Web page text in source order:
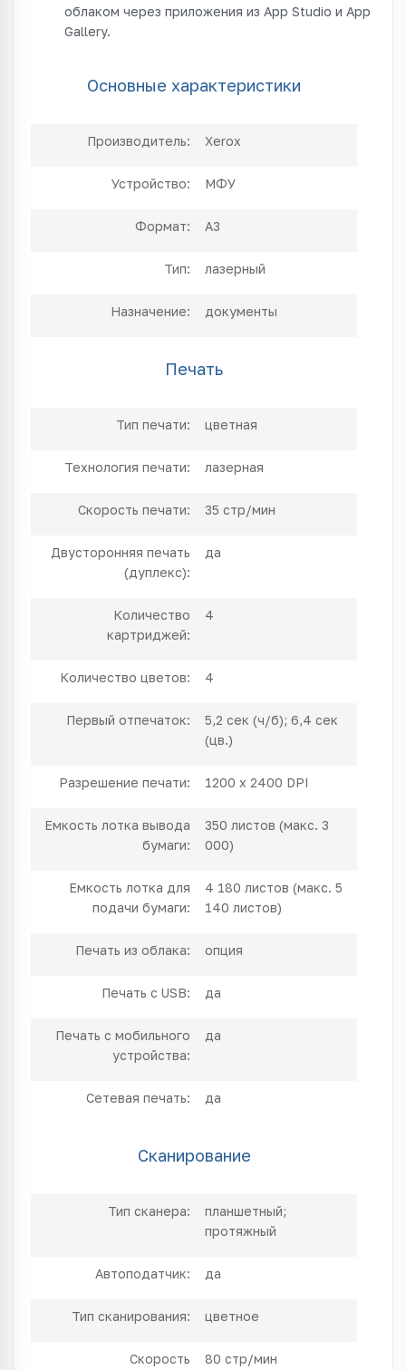
облаком через приложения из App Studio и App
Gallery.
Основные характеристики
Производитель: Xerox
Устройство: МФУ
Формат: A3
Тип: лазерный
Назначение: документы
Печать
Тип печати: цветная
Технология печати: лазерная
Скорость печати: 35 стр/мин
Двусторонняя печать
(дуплекс):
да
Количество
картриджей:
4
Количество цветов: 4
Первый отпечаток:
5,2 сек (ч/б); 6,4 сек
(цв.)
Разрешение печати: 1200 x 2400 DPI
Емкость лотка вывода
бумаги:
350 листов (макс. 3
000)
Емкость лотка для
подачи бумаги:
4 180 листов (макс. 5
140 листов)
Печать из облака: опция
Печать с USB: да
Печать с мобильного
устройства:
да
Сетевая печать: да
Сканирование
Тип сканера:
планшетный;
протяжный
Автоподатчик: да
Тип сканирования: цветное
Скорость 80 стр/мин